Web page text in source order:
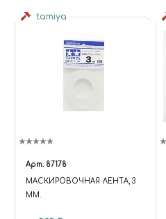
tamiya
Арт. 87178
МАСКИРОВОЧНАЯ ЛЕНТА, 3
ММ.